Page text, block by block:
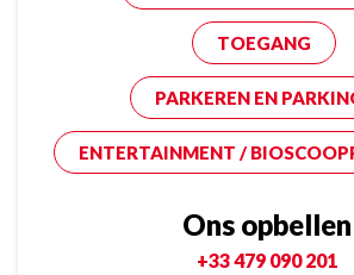
TOEGANG
PARKEREN EN
ENTERTAINMENT /
Ons opbellen
+33 479 090 201